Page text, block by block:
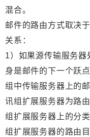
混合。
邮件的路由方式取决
关系：
1）如果源传输服务
身是邮件的下一个跃
组中传输服务器上的
讯组扩展服务器为路
组扩展服务器上的分
组扩展服务器的路由